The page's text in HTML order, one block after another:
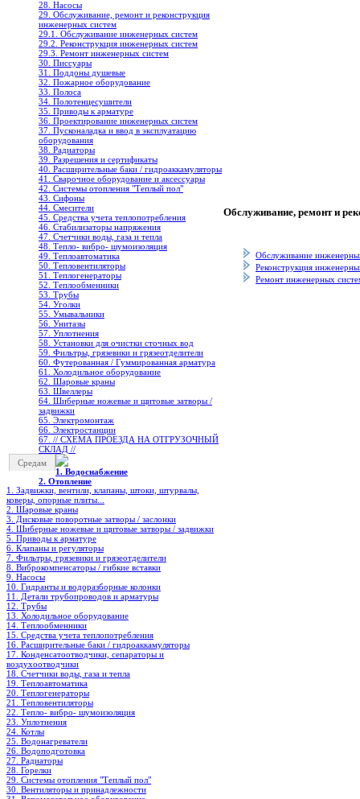
28. Насосы
29. Обслуживание, ремонт и реконструкция
инженерных систем
29.1. Обслуживание инженерных систем
29.2. Реконструкция инженерных систем
29.3. Ремонт инженерных систем
30. Писсуары
31. Поддоны душевые
32. Пожарное оборудование
33. Полоса
34. Полотенцесушители
35. Приводы к арматуре
36. Проектирование инженерных систем
37. Пусконаладка и ввод в эксплуатацию
оборудования
38. Радиаторы
39. Разрешения и сертификаты
40. Расширительные баки / гидроаккамуляторы
41. Сварочное оборудование и аксессуары
42. Системы отопления "Теплый пол"
43. Сифоны
44. Смесители
45. Средства учета теплопотребления
46. Стабилизаторы напряжения
47. Счетчики воды, газа и тепла
48. Тепло- вибро- шумоизоляция
49. Теплоавтоматика
50. Тепловентиляторы
51. Теплогенераторы
52. Теплообменники
53. Трубы
54. Уголки
55. Умывальники
56. Унитазы
57. Уплотнения
58. Установки для очистки сточных вод
59. Фильтры, грязевики и грязеотделители
60. Футерованная / Гуммированная арматура
61. Холодильное oборудование
62. Шаровые краны
63. Швеллеры
64. Шиберные ножевые и щитовые затворы /
задвижки
65. Электромонтаж
66. Электростанции
67. // СХЕМА ПРОЕЗДА НА ОТГРУЗОЧНЫЙ
СКЛАД //
Средам
1. Водоснабжение
2. Отопление
1. Задвижки, вентили, клапаны, штоки, штурвалы,
коверы, опорные плиты...
2. Шаровые краны
3. Дисковые поворотные затворы / заслонки
4. Шиберные ножевые и щитовые затворы / задвижки
5. Приводы к арматуре
6. Клапаны и регуляторы
7. Фильтры, грязевики и грязеотделители
8. Виброкомпенсаторы / гибкие вставки
9. Насосы
10. Гидранты и водоразборные колонки
11. Детали трубопроводов и арматуры
12. Трубы
13. Холодильное oборудование
14. Теплообменники
15. Средства учета теплопотребления
16. Расширительные баки / гидроаккамуляторы
17. Конденсатоотводчики, сепараторы и
воздухоотводчики
18. Счетчики воды, газа и тепла
19. Теплоавтоматика
20. Теплогенераторы
21. Тепловентиляторы
22. Тепло- вибро- шумоизоляция
23. Уплотнения
24. Котлы
25. Водонагреватели
26. Водоподготовка
27. Радиаторы
28. Горелки
29. Системы отопления "Теплый пол"
30. Вентиляторы и принадлежности
Обслуживание, ремонт и
Обслуживание
Реконструкция
Ремонт инженерных